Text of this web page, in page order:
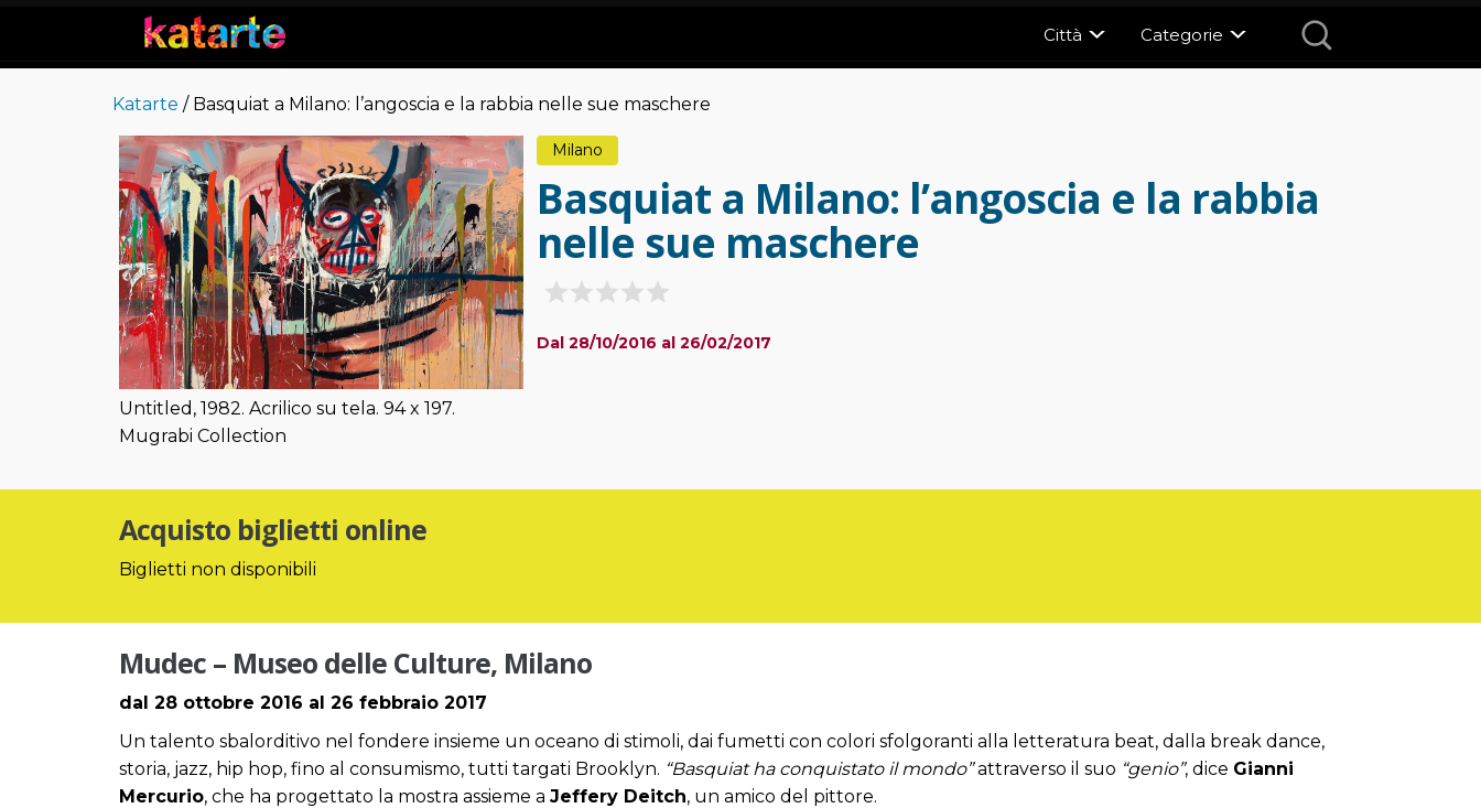
Città Categorie
Katarte / Basquiat a Milano: l’angoscia e la rabbia nelle sue maschere
Untitled, 1982. Acrilico su tela. 94 x 197.
Mugrabi Collection
Milano
Basquiat a Milano: l’angoscia e la rabbia
nelle sue maschere
Dal 28/10/2016 al 26/02/2017
Acquisto biglietti online
Biglietti non disponibili
Mudec – Museo delle Culture, Milano
dal 28 ottobre 2016 al 26 febbraio 2017
Un talento sbalorditivo nel fondere insieme un oceano di stimoli, dai fumetti con colori sfolgoranti alla letteratura beat, dalla break dance,
storia, jazz, hip hop, fino al consumismo, tutti targati Brooklyn. “Basquiat ha conquistato il mondo”attraverso il suo “genio”, dice Gianni
Mercurio, che ha progettato la mostra assieme a Jeffery Deitch, un amico del pittore.